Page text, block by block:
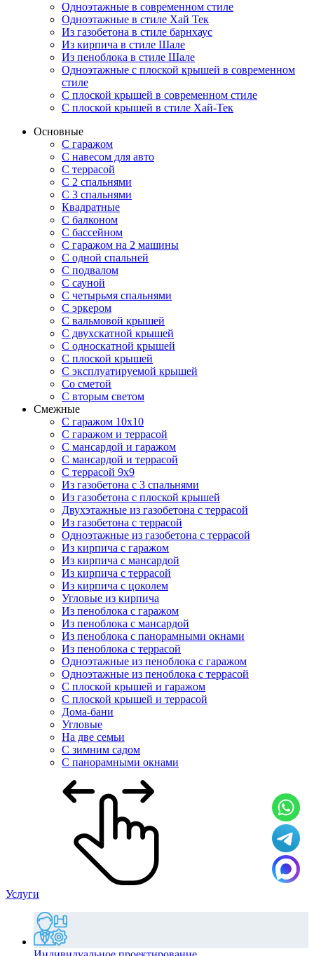
Одноэтажные в современном стиле
Одноэтажные в стиле Хай Тек
Из газобетона в стиле барнхаус
Из кирпича в стиле Шале
Из пеноблока в стиле Шале
Одноэтажные с плоской крышей в современном
стиле
С плоской крышей в современном стиле
С плоской крышей в стиле Хай-Тек
Основные
С гаражом
С навесом для авто
С террасой
С 2 спальнями
С 3 спальнями
Квадратные
С балконом
С бассейном
С гаражом на 2 машины
С одной спальней
С подвалом
С сауной
С четырьмя спальнями
С эркером
С вальмовой крышей
С двухскатной крышей
С односкатной крышей
С плоской крышей
С эксплуатируемой крышей
Со сметой
С вторым светом
Смежные
С гаражом 10х10
С гаражом и террасой
С мансардой и гаражом
С мансардой и террасой
С террасой 9х9
Из газобетона с 3 спальнями
Из газобетона с плоской крышей
Двухэтажные из газобетона с террасой
Из газобетона с террасой
Одноэтажные из газобетона с террасой
Из кирпича с гаражом
Из кирпича с мансардой
Из кирпича с террасой
Из кирпича с цоколем
Угловые из кирпича
Из пеноблока с гаражом
Из пеноблока с мансардой
Из пеноблока с панорамными окнами
Из пеноблока с террасой
Одноэтажные из пеноблока с гаражом
Одноэтажные из пеноблока с террасой
С плоской крышей и гаражом
С плоской крышей и террасой
Дома-бани
Угловые
На две семьи
С зимним садом
С панорамными окнами
Услуги